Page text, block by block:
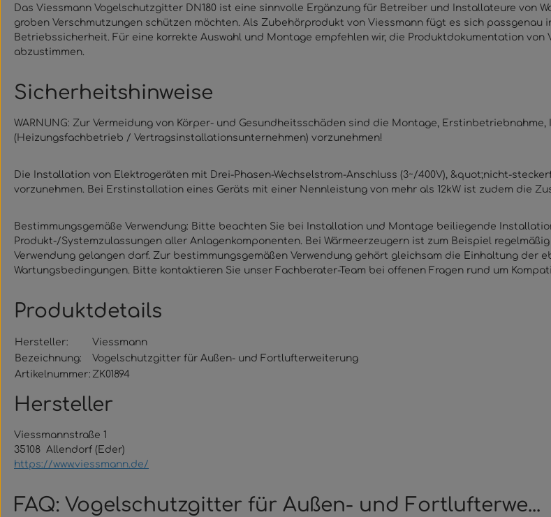
Das Viessmann Vogelschutzgitter DN180 ist eine sinnvolle Ergänzung für Betreiber und Installateure von
groben Verschmutzungen schützen möchten. Als Zubehörprodukt von Viessmann fügt es sich
Betriebssicherheit. Für eine korrekte Auswahl und Montage empfehlen wir, die Produktdokumentation
abzustimmen.
Sicherheitshinweise
WARNUNG: Zur Vermeidung von Körper- und Gesundheitsschäden sind die Montage,
(Heizungsfachbetrieb / Vertragsinstallationsunternehmen) vorzunehmen!
Die Installation von Elektrogeräten mit Drei-Phasen-Wechselstrom-Anschluss (3~/400V), &quot;nicht-
vorzunehmen. Bei Erstinstallation eines Geräts mit einer Nennleistung von mehr als 12kW ist zudem die
Bestimmungsgemäße Verwendung: Bitte beachten Sie bei Installation und Montage beiliegende
Produkt-/Systemzulassungen aller Anlagenkomponenten. Bei Wärmeerzeugern ist zum Beispiel
Verwendung gelangen darf. Zur bestimmungsgemäßen Verwendung gehört gleichsam die Einhaltung der
Wartungsbedingungen. Bitte kontaktieren Sie unser Fachberater-Team bei offenen Fragen rund um
Produktdetails
Hersteller:
Viessmann
Bezeichnung:
Vogelschutzgitter für Außen- und Fortlufterweiterung
Artikelnummer: ZK01894
Hersteller
Viessmannstraße 1
35108 Allendorf (Eder)
https://www.viessmann.de/
FAQ: Vogelschutzgitter für Außen- und Fortlufterwe...